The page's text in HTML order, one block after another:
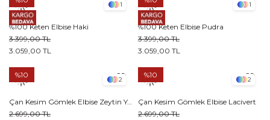
1
%100 Keten Elbise Haki
3.059,00 TL
3.399,00 TL
1
%100 Keten Elbise Pudra
3.059,00 TL
3.399,00 TL
2
Çan Kesim Gömlek Elbise Zeytin Yeşili
2.699,00 TL
%10
2
Çan Kesim Gömlek Elbise Lacivert
2.699,00 TL
%10